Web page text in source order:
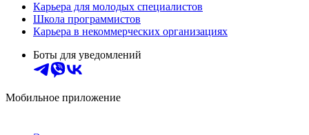
Карьера для молодых специалистов
Школа программистов
Карьера в некоммерческих организациях
Боты для уведомлений
Мобильное приложение